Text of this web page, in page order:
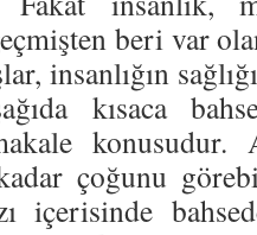
beri var
insanlığın
kısaca
konusudur.
çoğunu
içerisinde